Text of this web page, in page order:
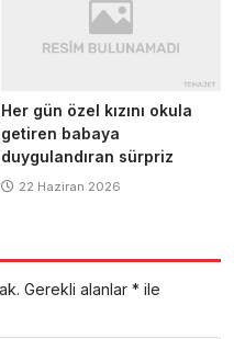
Her gün özel kızını okula
getiren babaya
duygulandıran sürpriz
22 Haziran 2026
Gerekli alanlar * ile